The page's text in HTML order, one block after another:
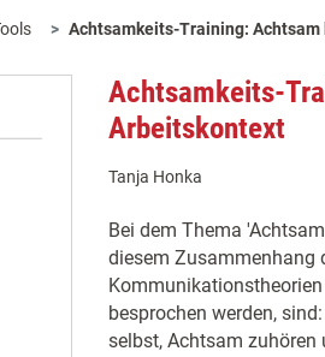
Achtsamkeits-Training:
Achtsamkeits-
Arbeitskontext
Tanja Honka
Bei dem Thema
diesem Zusammenhang
besprochen werden,
selbst, Achtsam zuhören